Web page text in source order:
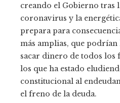
creando el Gobierno tras
coronavirus y la
prepara para
más amplias, que
sacar dinero de todos los
los que ha estado
constitucional al
el freno de la deuda.